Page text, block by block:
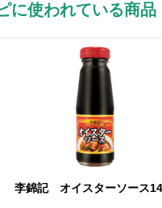
に使われている商品
李錦記 オイスターソース